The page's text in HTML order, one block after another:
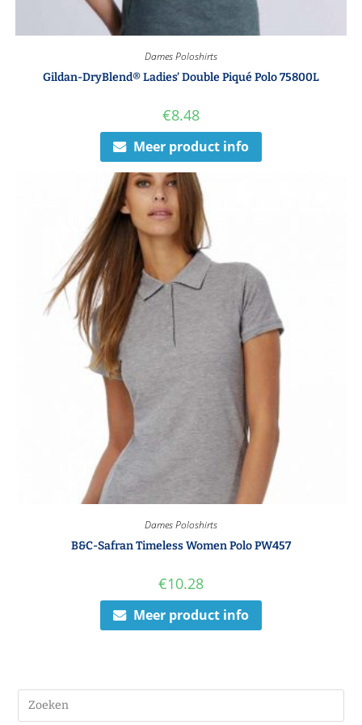
Dames Poloshirts
Gildan-DryBlend® Ladies’ Double Piqué Polo 75800L
€8.48
Meer product info
Dames Poloshirts
B&C-Safran Timeless Women Polo PW457
€10.28
Meer product info